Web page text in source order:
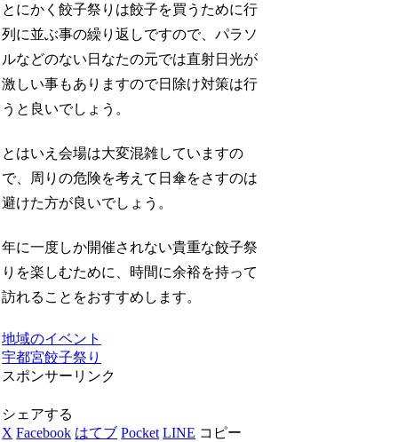
とにかく餃子祭りは餃子を買うために行
列に並ぶ事の繰り返しですので、パラソ
ルなどのない日なたの元では直射日光が
激しい事もありますので日除け対策は行
うと良いでしょう。
とはいえ会場は大変混雑していますの
で、周りの危険を考えて日傘をさすのは
避けた方が良いでしょう。
年に一度しか開催されない貴重な餃子祭
りを楽しむために、時間に余裕を持って
訪れることをおすすめします。
地域のイベント
宇都宮餃子祭り
スポンサーリンク
シェアする
X Facebook はてブ Pocket LINE コピー